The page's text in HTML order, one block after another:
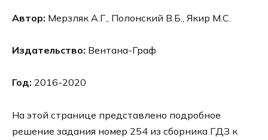
Автор: Мерзляк А.Г., Полонский В.Б., Якир М.С.
Издательство: Вентана-Граф
Год: 2016-2020
На этой странице представлено подробное
решение задания номер 254 из сборника ГДЗ к